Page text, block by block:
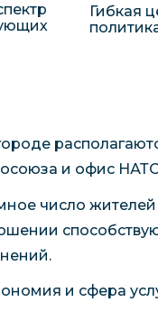
Гибкая
и офис
число
и сфера